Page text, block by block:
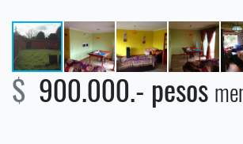
$ 900.000.- pesos